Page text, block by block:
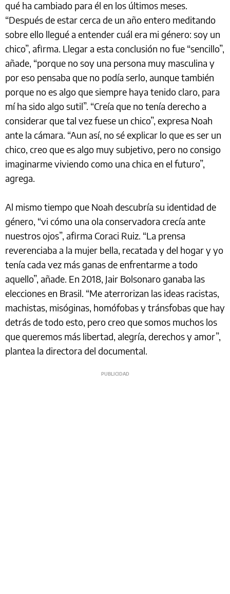
qué ha cambiado para él en los últimos meses.
“Después de estar cerca de un año entero meditando
sobre ello llegué a entender cuál era mi género: soy un
chico”, afirma. Llegar a esta conclusión no fue “sencillo”,
añade, “porque no soy una persona muy masculina y
por eso pensaba que no podía serlo, aunque también
porque no es algo que siempre haya tenido claro, para
mí ha sido algo sutil”. “Creía que no tenía derecho a
considerar que tal vez fuese un chico”, expresa Noah
ante la cámara. “Aun así, no sé explicar lo que es ser un
chico, creo que es algo muy subjetivo, pero no consigo
imaginarme viviendo como una chica en el futuro”,
agrega.
Al mismo tiempo que Noah descubría su identidad de
género, “vi cómo una ola conservadora crecía ante
nuestros ojos”, afirma Coraci Ruiz. “La prensa
reverenciaba a la mujer bella, recatada y del hogar y yo
tenía cada vez más ganas de enfrentarme a todo
aquello”, añade. En 2018, Jair Bolsonaro ganaba las
elecciones en Brasil. “Me aterrorizan las ideas racistas,
machistas, misóginas, homófobas y tránsfobas que hay
detrás de todo esto, pero creo que somos muchos los
que queremos más libertad, alegría, derechos y amor”,
plantea la directora del documental.